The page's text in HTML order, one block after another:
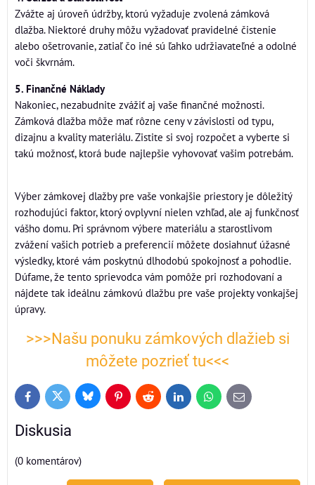
Zvážte aj úroveň údržby, ktorú vyžaduje zvolená zámková
dlažba. Niektoré druhy môžu vyžadovať pravidelné čistenie
alebo ošetrovanie, zatiaľ čo iné sú ľahko udržiavateľné a odolné
voči škvrnám.
5. Finančné Náklady
Nakoniec, nezabudnite zvážiť aj vaše finančné možnosti.
Zámková dlažba môže mať rôzne ceny v závislosti od typu,
dizajnu a kvality materiálu. Zistite si svoj rozpočet a vyberte si
takú možnosť, ktorá bude najlepšie vyhovovať vašim potrebám.
Výber zámkovej dlažby pre vaše vonkajšie priestory je dôležitý
rozhodujúci faktor, ktorý ovplyvní nielen vzhľad, ale aj funkčnosť
vášho domu. Pri správnom výbere materiálu a starostlivom
zvážení vašich potrieb a preferencií môžete dosiahnuť úžasné
výsledky, ktoré vám poskytnú dlhodobú spokojnosť a pohodlie.
Dúfame, že tento sprievodca vám pomôže pri rozhodovaní a
nájdete tak ideálnu zámkovú dlažbu pre vaše projekty vonkajšej
úpravy.
>>>Našu ponuku zámkových dlažieb si
môžete pozrieť tu<<<
FacebookTwitter BlueskyPinterestReddit LinkedInWhatsApp
E-
mail
Diskusia
(0 komentárov)